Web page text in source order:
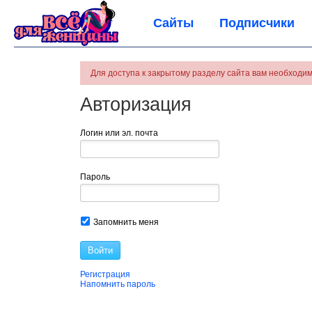
Сайты Подписчики
Для доступа к закрытому разделу сайта вам
Авторизация
Логин или эл. почта
Пароль
Запомнить меня
Войти
Регистрация
Напомнить пароль